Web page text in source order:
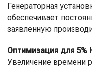
Генераторная
обеспечивает
заявленную
Оптимизация для 5%
Увеличение времени